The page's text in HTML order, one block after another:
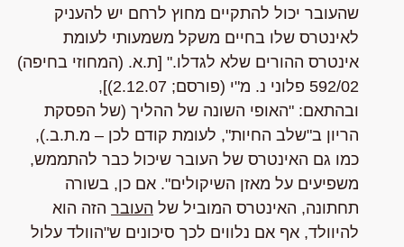
שהעובר יכול להתקיים מחוץ לרחם יש להעניק
לאינטרס שלו בחיים משקל משמעותי לעומת
אינטרס ההורים שלא לגדלו."[ת.א. (המחוזי בחיפה)
592/02 פלוני נ. מ"י
(פורסם; 2.12.07)],
ובהתאם: "האופי השונה של ההליך(של הפסקת
הריון ב"שלב החיות", לעומת קודם לכן – מ.ת.ב.),
כמו גם האינטרס של העובר שיכול כבר להתממש,
משפיעים על מאזן השיקולים". אם כן, בשורה
תחתונה, האינטרס המוביל של העוברהזה הוא
להיוולד, אף אם נלווים לכך סיכונים ש"הוולד עלול